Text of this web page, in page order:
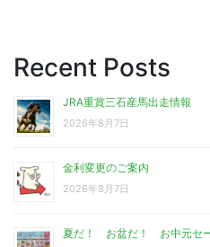
Recent Posts
JRA重賞三石産馬出走情報
2026年8月7日
金利変更のご案内
2026年8月7日
夏だ！ お盆だ！ お中元セー